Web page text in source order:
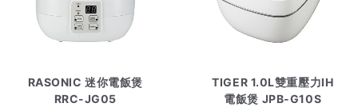
RASONIC 迷你電飯煲
RRC-JG05
TIGER 1.0L雙重壓力IH
電飯煲 JPB-G10S